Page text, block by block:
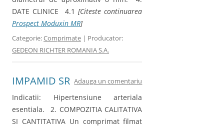
DATE CLINICE 4.1[Citeste continuarea
Prospect Moduxin MR]
Categorie:Comprimate | Producator:
GEDEON RICHTER ROMANIA S.A.
IMPAMID SR Adauga un comentariu
Indicatii: Hipertensiune arteriala
esentiala. 2. COMPOZITIA CALITATIVA
SI CANTITATIVA Un comprimat filmat